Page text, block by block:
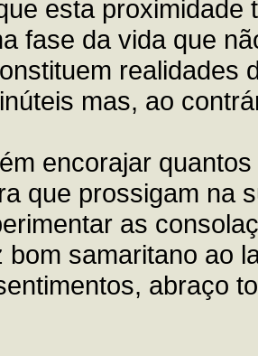
esta
fase da vida que
realidades
mas, ao
encorajar
que prossigam na
as
bom samaritano ao
abraço